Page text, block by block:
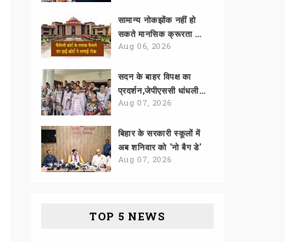
सामान्य नोकझोंक नहीं हो
सकते मानसिक क्रूरता का आधार
Aug 06, 2026
सदन के बाहर विपक्ष का
प्रदर्शन,जेपीएससी धांधली को लेकर हंगामा
Aug 07, 2026
बिहार के सरकारी स्कूलों में
अब शनिवार को 'नो बैग डे'
Aug 07, 2026
TOP 5 NEWS